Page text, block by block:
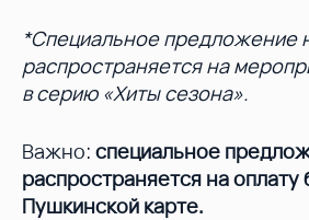
*Специальное предложение
распространяется на
в серию «Хиты сезона».
Важно: специальное
распространяется на оплату
Пушкинской карте.